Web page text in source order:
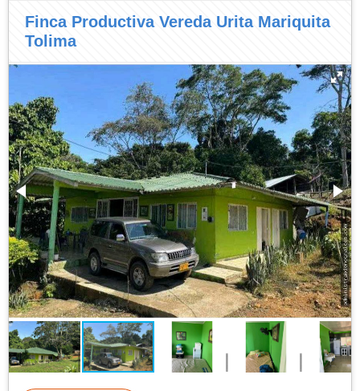
Finca Productiva Vereda Urita Mariquita
Tolima